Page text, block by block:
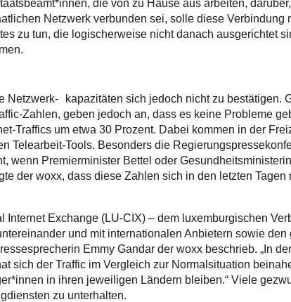
die von zu Hause aus arbeiten,
Netzwerk verbunden sei, solle diese Verbindung
zu tun, die logischerweise nicht danach ausgerichtet
kapazitäten sich jedoch nicht zu bestätigen.
Zahlen, geben jedoch an, dass es keine Probleme
Traffics um etwa 30 Prozent. Dabei kommen in der
Telearbeit-Tools. Besonders die
wenn Premierminister Bettel oder
der woxx, dass diese Zahlen sich in den letzten Tagen
Exchange (LU-CIX) – dem luxemburgischen
und mit internationalen Anbietern sowie
Emmy Gandar der woxx beschrieb. „In
sich der Traffic im Vergleich zur Normalsituation
in ihren jeweiligen Ländern bleiben.“ Viele
zu unterhalten.